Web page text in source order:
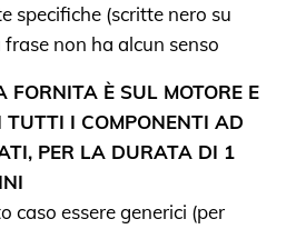
specifiche (scritte nero su
non ha alcun senso
FORNITA È SUL MOTORE E
TUTTI I COMPONENTI AD
PER LA DURATA DI 1
caso essere generici (per